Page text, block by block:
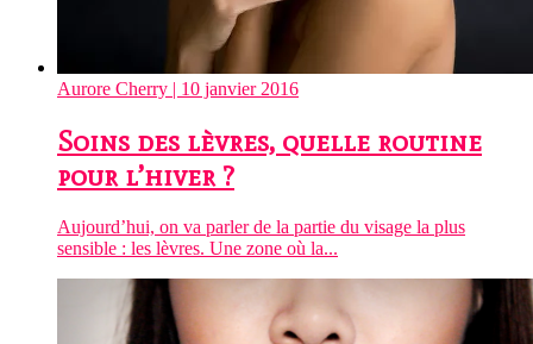
Aurore Cherry | 10 janvier 2016
Soins des lèvres, quelle routine
pour l’hiver ?
Aujourd’hui, on va parler de la partie du visage la plus
sensible : les lèvres. Une zone où la...